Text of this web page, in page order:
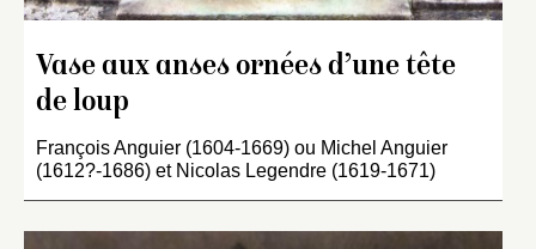
Vase aux anses ornées d’une tête
de loup
François Anguier (1604-1669) ou Michel Anguier
(1612?-1686) et Nicolas Legendre (1619-1671)